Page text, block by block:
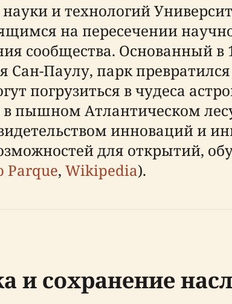
и технологий
на пересечении
сообщества. Основанный в
Сан-Паулу, парк
погрузиться в чудеса
пышном Атлантическом
инноваций и
для открытий,
Parque, Wikipedia).
и сохранение